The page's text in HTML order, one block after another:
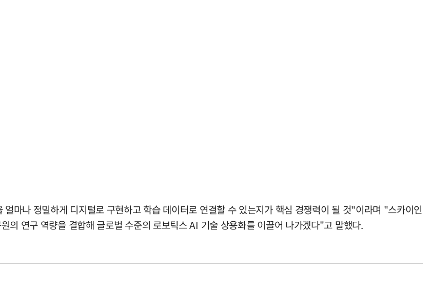
마나 정밀하게 디지털로 구현하고 학습 데이터로 연결할 수 있는지가 핵심 경쟁력이 될 것"이라며 "스카이인
의 연구 역량을 결합해 글로벌 수준의 로보틱스 AI 기술 상용화를 이끌어 나가겠다"고 말했다.